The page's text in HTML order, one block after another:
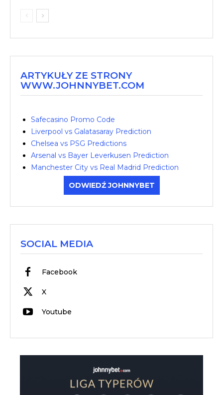
ARTYKUŁY ZE STRONY
WWW.JOHNNYBET.COM
Safecasino Promo Code
Liverpool vs Galatasaray Prediction
Chelsea vs PSG Predictions
Arsenal vs Bayer Leverkusen Prediction
Manchester City vs Real Madrid Prediction
ODWIEDŹ JOHNNYBET
SOCIAL MEDIA
Facebook
X
Youtube